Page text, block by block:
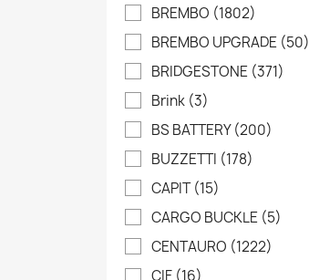
BREMBO (1802)
BREMBO UPGRADE (50)
BRIDGESTONE (371)
Brink (3)
BS BATTERY(200)
BUZZETTI (178)
CAPIT(15)
CARGO BUCKLE (5)
CENTAURO (1222)